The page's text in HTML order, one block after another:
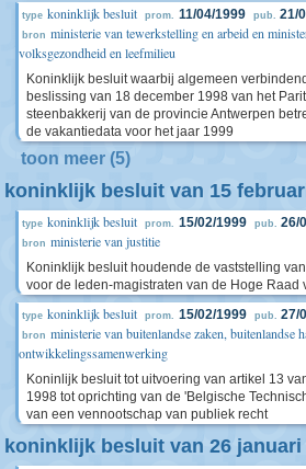
type koninklijk besluit prom. 11/04/1999 pub. 21/
bron ministerie van tewerkstelling en arbeid en
volksgezondheid en leefmilieu
Koninklijk besluit waarbij algemeen
beslissing van 18 december 1998 van het
steenbakkerij van de provincie Antwerpen
de vakantiedata voor het jaar 1999
toon meer (5)
koninklijk besluit van 15
type koninklijk besluit prom. 15/02/1999 pub. 26/
bron ministerie van justitie
Koninklijk besluit houdende de vaststelling
voor de leden-magistraten van de Hoge Raad
type koninklijk besluit prom. 15/02/1999 pub. 27/
bron ministerie van buitenlandse zaken, buitenlandse
ontwikkelingssamenwerking
Koninlijk besluit tot uitvoering van artikel 13
1998 tot oprichting van de 'Belgische
van een vennootschap van publiek recht
koninklijk besluit van 26 januari